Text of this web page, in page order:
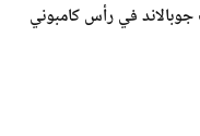
في رأس كامبوني